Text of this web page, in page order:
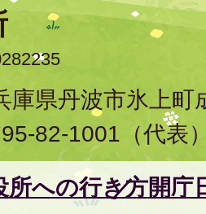
庫県丹波市氷上町
82-1001 （代表
所への行き方開庁